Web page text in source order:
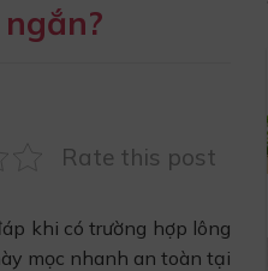
Rate this post
khi có trường hợp lông
mọc nhanh an toàn tại